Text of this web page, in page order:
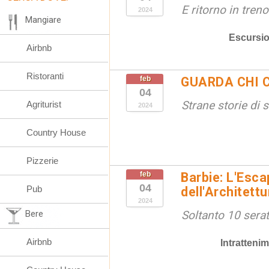
2024 E ritorno in treno
feb
04
2024
GUARDA CHI
Strane storie di
feb
04
2024
Barbie:
Soltanto 10
Mangiare
Airbnb
Ristoranti
Agriturist
Country House
Pizzerie
Pub
Bere
Airbnb